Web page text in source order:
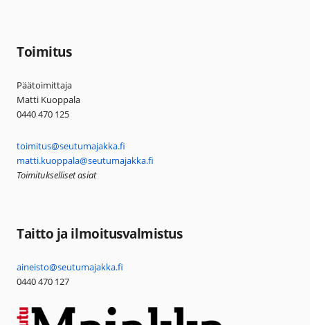
Toimitus
Päätoimittaja
Matti Kuoppala
0440 470 125
toimitus@seutumajakka.fi
matti.kuoppala@seutumajakka.fi
Toimitukselliset asiat
Taitto ja ilmoitusvalmistus
aineisto@seutumajakka.fi
0440 470 127